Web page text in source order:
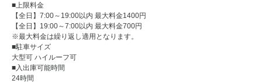
■上限料金
【全日】7:00～19:00以内 最大料金1400円
【全日】19:00～7:00以内 最大料金700円
※最大料金は繰り返し適用となります。
■駐車サイズ
大型可 ハイルーフ可
■入出庫可能時間
24時間